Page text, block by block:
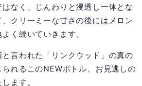
なく、じんわりと浸透し一体とな
クリーミーな甘さの後にはメロン
く続いていきます。
言われた「リンクウッド」の真の
れるこのNEWボトル、お見逃しの
ます。